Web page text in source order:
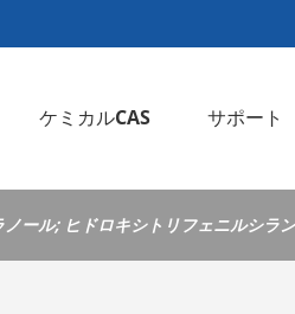
ケミカルCAS サポート
ール; ヒドロキシトリフェニルシラン